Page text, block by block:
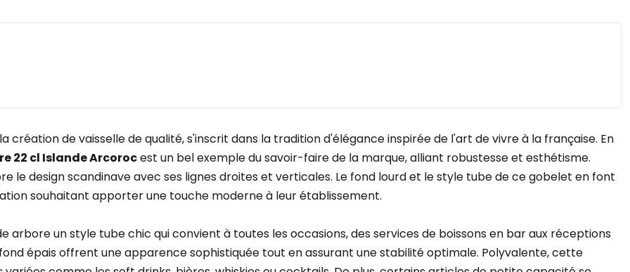
création de vaisselle de qualité, s'inscrit dans la tradition d'élégance inspirée de l'art de vivre à la française. En
22 cl Islande Arcorocest un bel exemple du savoir-faire de la marque, alliant robustesse et esthétisme.
le design scandinave avec ses lignes droites et verticales. Le fond lourd et le style tube de ce gobelet en font
souhaitant apporter une touche moderne à leur établissement.
arbore un style tube chic qui convient à toutes les occasions, des services de boissons en bar aux réceptions
épais offrent une apparence sophistiquée tout en assurant une stabilité optimale. Polyvalente, cette